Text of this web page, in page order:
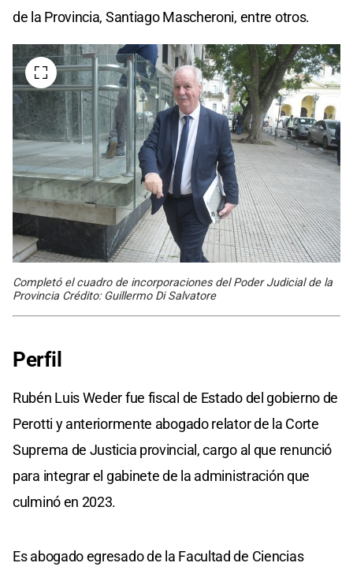
de la Provincia, Santiago Mascheroni, entre otros.
Completó el cuadro de incorporaciones del Poder Judicial de la
Provincia Crédito: Guillermo Di Salvatore
Perfil
Rubén Luis Weder fue fiscal de Estado del gobierno de
Perotti y anteriormente abogado relator de la Corte
Suprema de Justicia provincial, cargo al que renunció
para integrar el gabinete de la administración que
culminó en 2023.
Es abogado egresado de la Facultad de Ciencias